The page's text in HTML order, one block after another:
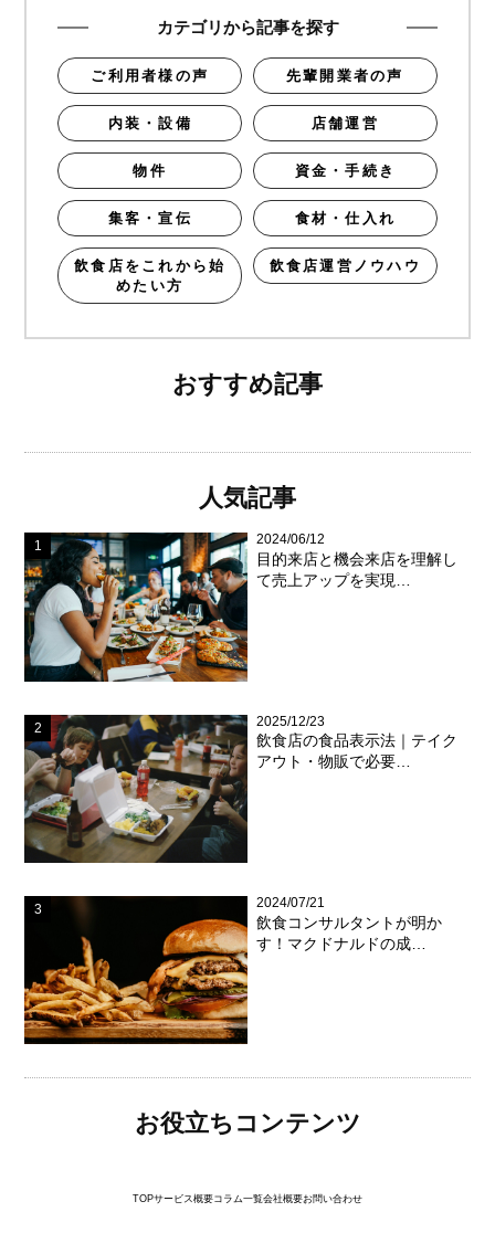
カテゴリから記事を探す
ご利用者様の声 先輩開業者の声
内装・設備 店舗運営
物件 資金・手続き
集客・宣伝 食材・仕入れ
飲食店をこれから始
めたい方
飲食店運営ノウハウ
おすすめ記事
人気記事
2024/06/12
目的来店と機会来店を理解し
て売上アップを実現…
2025/12/23
飲食店の食品表示法｜テイク
アウト・物販で必要…
2024/07/21
飲食コンサルタントが明か
す！マクドナルドの成…
お役立ちコンテンツ
TOPサービス概要コラム一覧会社概要お問い合わせ